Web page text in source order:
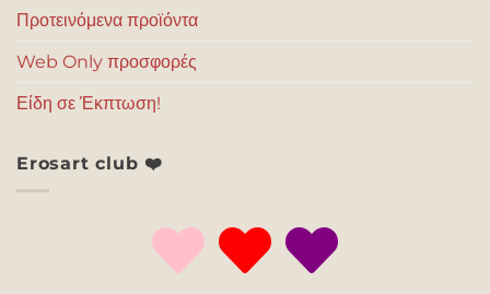
Προτεινόμενα προϊόντα
Web Only προσφορές
Είδη σε Έκπτωση!
Erosart club ❤️